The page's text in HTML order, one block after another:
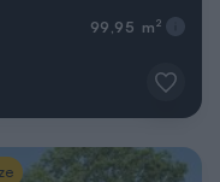
99,95 m 2